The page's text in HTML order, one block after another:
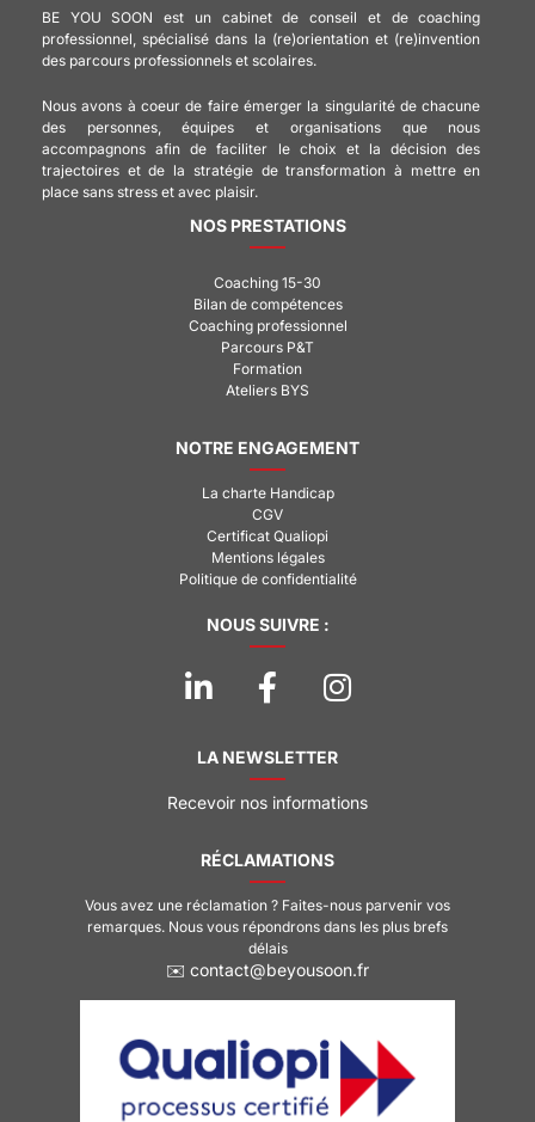
BE YOU SOON est un cabinet de conseil et de coaching
professionnel, spécialisé dans la (re)orientation et (re)invention
des parcours professionnels et scolaires.
Nous avons à coeur de faire émerger la singularité de chacune
des personnes, équipes et organisations que nous
accompagnons afin de faciliter le choix et la décision des
trajectoires et de la stratégie de transformation à mettre en
place sans stress et avec plaisir.
NOS PRESTATIONS
Coaching 15-30
Bilan de compétences
Coaching professionnel
Parcours P&T
Formation
Ateliers BYS
NOTRE ENGAGEMENT
La charte Handicap
CGV
Certificat Qualiopi
Mentions légales
Politique de confidentialité
NOUS SUIVRE :
LA NEWSLETTER
Recevoir nos informations
RÉCLAMATIONS
Vous avez une réclamation ? Faites-nous parvenir vos
remarques. Nous vous répondrons dans les plus brefs
délais
✉️ contact@beyousoon.fr